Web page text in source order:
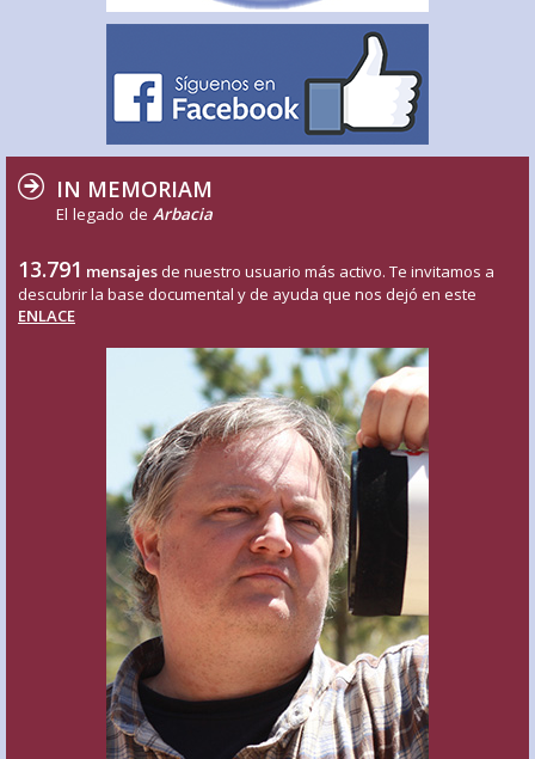
IN MEMORIAM
El legado de Arbacia
13.791 mensajes de nuestro usuario más activo. Te invitamos a
descubrir la base documental y de ayuda que nos dejó en este
ENLACE